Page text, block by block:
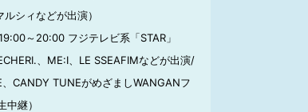
シィなどが出演）
～20:00 フジテレビ系「STAR」
、ME:I、LE SSEAFIMなどが出演/
、CANDY TUNEがめざましWANGANフ
中継）